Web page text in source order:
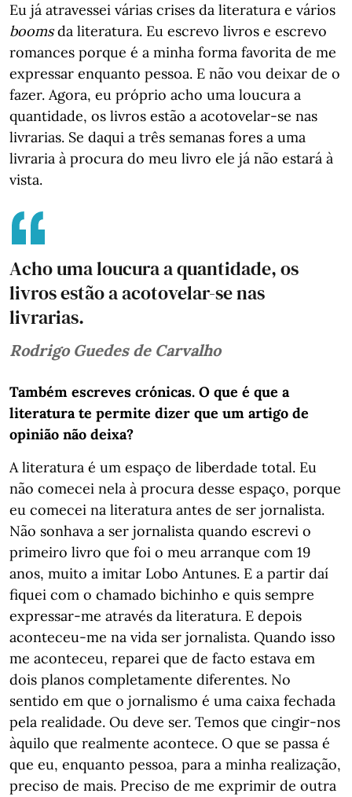
Eu já atravessei várias crises da literatura e vários
boomsda literatura. Eu escrevo livros e escrevo
romances porque é a minha forma favorita de me
expressar enquanto pessoa. E não vou deixar de o
fazer. Agora, eu próprio acho uma loucura a
quantidade, os livros estão a acotovelar-se nas
livrarias. Se daqui a três semanas fores a uma
livraria à procura do meu livro ele já não estará à
vista.
Acho uma loucura a quantidade, os
livros estão a acotovelar-se nas
livrarias.
Rodrigo Guedes de Carvalho
Também escreves crónicas. O que é que a
literatura te permite dizer que um artigo de
opinião não deixa?
A literatura é um espaço de liberdade total. Eu
não comecei nela à procura desse espaço, porque
eu comecei na literatura antes de ser jornalista.
Não sonhava a ser jornalista quando escrevi o
primeiro livro que foi o meu arranque com 19
anos, muito a imitar Lobo Antunes. E a partir daí
fiquei com o chamado bichinho e quis sempre
expressar-me através da literatura. E depois
aconteceu-me na vida ser jornalista. Quando isso
me aconteceu, reparei que de facto estava em
dois planos completamente diferentes. No
sentido em que o jornalismo é uma caixa fechada
pela realidade. Ou deve ser. Temos que cingir-nos
àquilo que realmente acontece. O que se passa é
que eu, enquanto pessoa, para a minha realização,
preciso de mais. Preciso de me exprimir de outra